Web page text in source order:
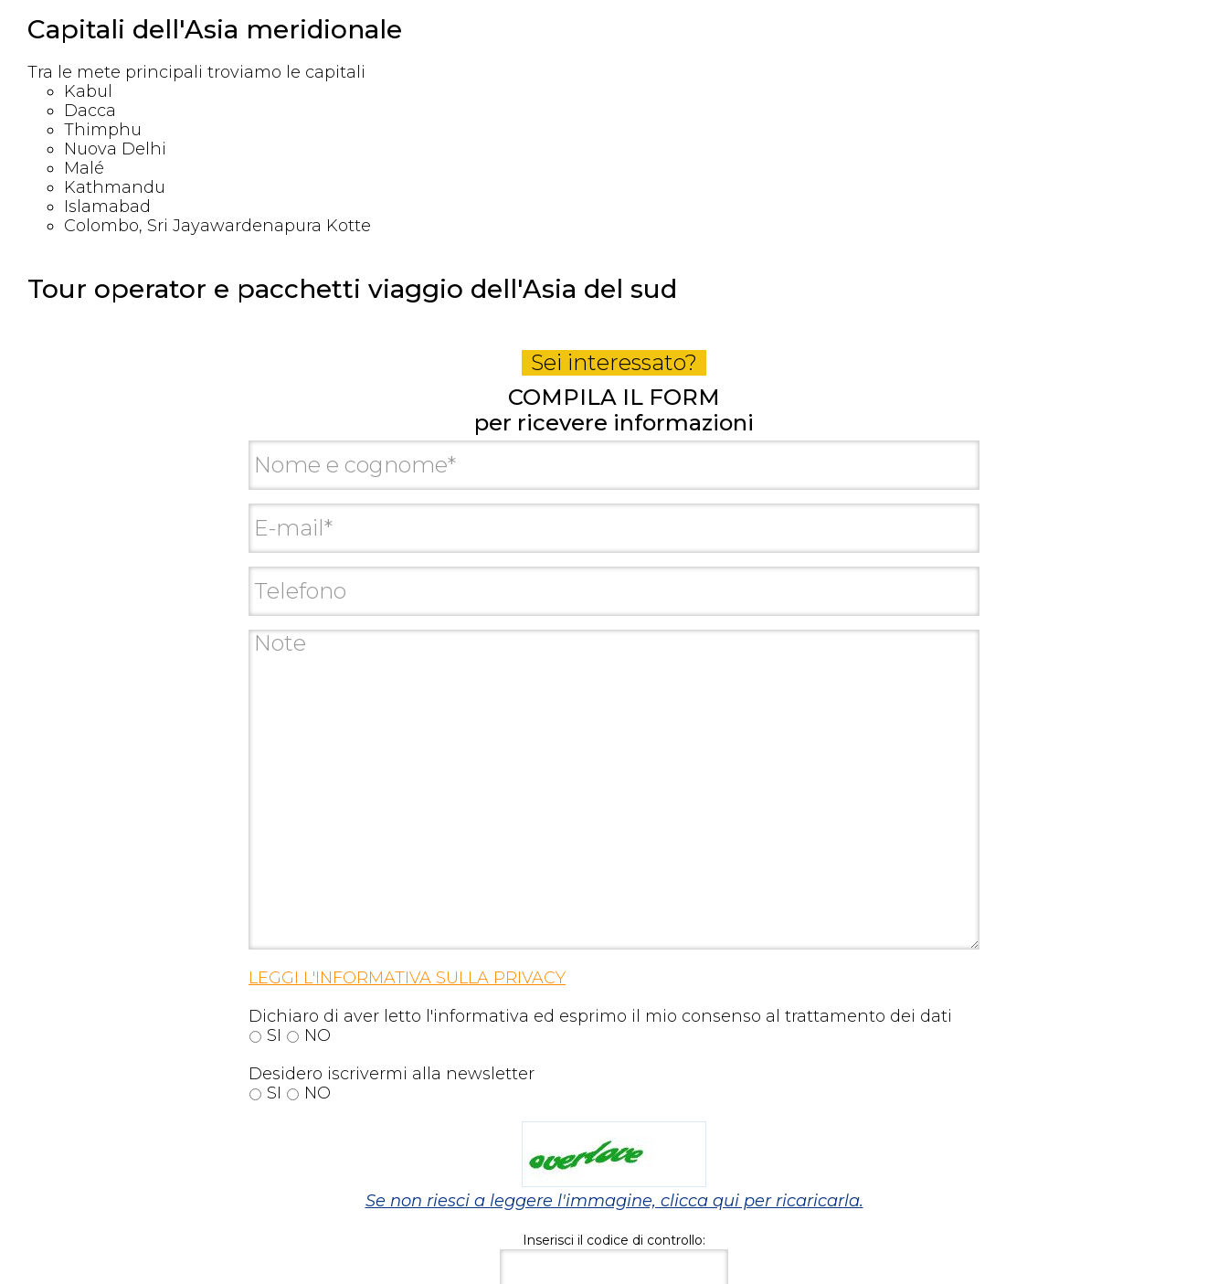
Capitali dell'Asia meridionale
Tra le mete principali troviamo le capitali
Kabul
Dacca
Thimphu
Nuova Delhi
Malé
Kathmandu
Islamabad
Colombo, Sri Jayawardenapura Kotte
Tour operator e pacchetti viaggio dell'Asia del sud
Sei interessato?
COMPILA IL FORM
per ricevere informazioni
LEGGI L'INFORMATIVA SULLA PRIVACY
Dichiaro di aver letto l'informativa ed esprimo il mio consenso al trattamento dei dati
SI
NO
Desidero iscrivermi alla newsletter
SI
NO
Se non riesci a leggere l'immagine, clicca qui per ricaricarla.
Inserisci il codice di controllo: